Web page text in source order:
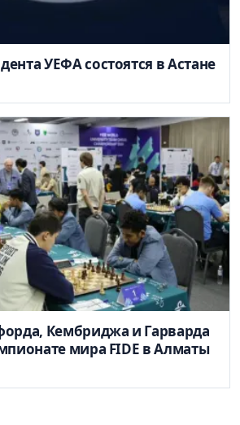
УЕФА состоятся в Астане
Кембриджа и Гарварда
мира FIDE в Алматы